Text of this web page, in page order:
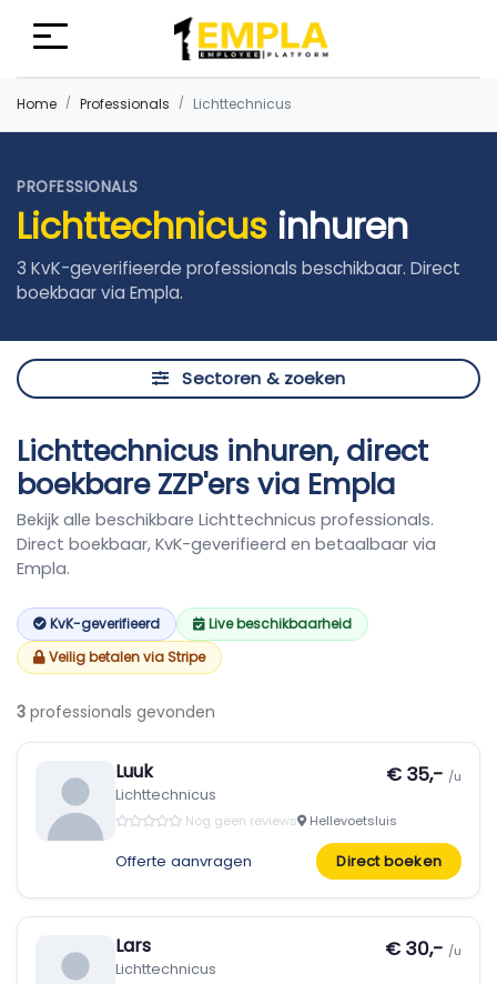
Home Professionals Lichttechnicus
PROFESSIONALS
Lichttechnicus inhuren
3 KvK-geverifieerde professionals beschikbaar. Direct
boekbaar via Empla.
Sectoren & zoeken
Lichttechnicus inhuren, direct
boekbare ZZP'ers via Empla
Bekijk alle beschikbare Lichttechnicus professionals.
Direct boekbaar, KvK-geverifieerd en betaalbaar via
Empla.
KvK-geverifieerd
Live beschikbaarheid
Veilig betalen via Stripe
3 professionals gevonden
Luuk
Lichttechnicus
€ 35,- /u
Nog geen reviews Hellevoetsluis
Offerte aanvragen Direct boeken
Lars
Lichttechnicus
€ 30,- /u